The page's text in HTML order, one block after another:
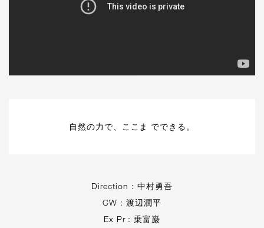
自然の力で、ここま でできる。
Direction : 中村勇吾
CW : 渡辺潤平
Ex Pr : 乗富巌